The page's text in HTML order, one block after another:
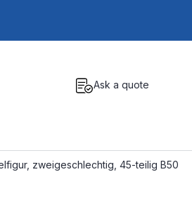
Ask a quote
zweigeschlechtig, 45-teilig B50